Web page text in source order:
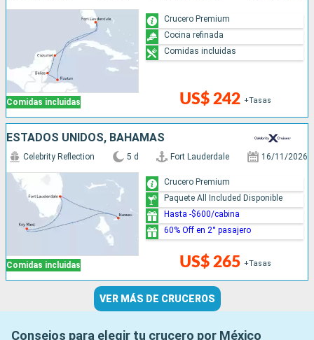
Comidas incluidas US$ 242 +Tasas
Crucero Premium
Cocina refinada
Comidas incluidas
ESTADOS UNIDOS, BAHAMAS
Comidas incluidas
Celebrity Reflection 5 d Fort Lauderdale 16/11/2026
US$ 265 +Tasas
Crucero Premium
Paquete All Included Disponible
Hasta -$600/cabina
60% Off en 2° pasajero
VER MÁS DE CRUCEROS
Consejos para elegir tu crucero por México